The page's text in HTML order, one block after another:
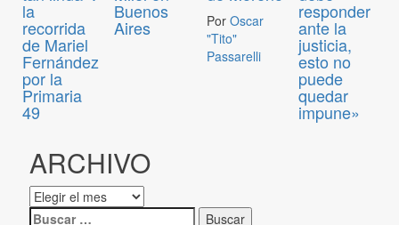
la
recorrida
de Mariel
Fernández
por la
Primaria
49
Buenos
Aires Por Oscar
"Tito"
Passarelli
responder
ante la
justicia,
esto no
puede
quedar
impune»
ARCHIVO